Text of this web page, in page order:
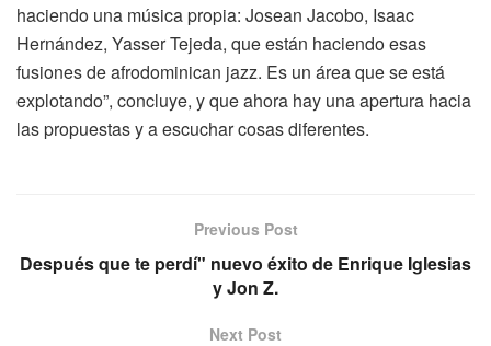
haciendo una música propia: Josean Jacobo, Isaac
Hernández, Yasser Tejeda, que están haciendo esas
fusiones de afrodominican jazz. Es un área que se está
explotando”, concluye, y que ahora hay una apertura hacia
las propuestas y a escuchar cosas diferentes.
Previous Post
Después que te perdí" nuevo éxito de Enrique Iglesias
y Jon Z.
Next Post